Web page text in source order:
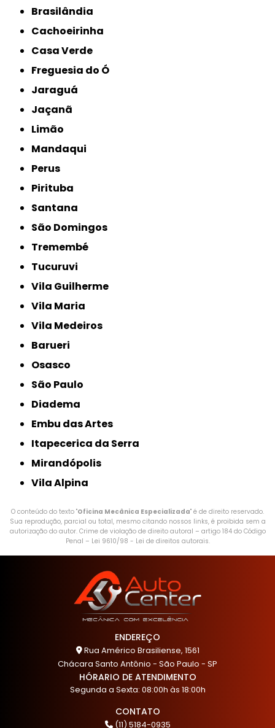
Brasilândia
Cachoeirinha
Casa Verde
Freguesia do Ó
Jaraguá
Jaçanã
Limão
Mandaqui
Perus
Pirituba
Santana
São Domingos
Tremembé
Tucuruvi
Vila Guilherme
Vila Maria
Vila Medeiros
Barueri
Osasco
São Paulo
Diadema
Embu das Artes
Itapecerica da Serra
Mirandópolis
Vila Alpina
O conteúdo do texto "Oficina Mecânica Especializada" é de direito reservado.
Sua reprodução, parcial ou total, mesmo citando nossos links, é proibida sem a
autorização do autor. Crime de violação de direito autoral – artigo 184 do Código
Penal – Lei 9610/98 - Lei de direitos autorais.
ENDEREÇO
Rua Américo Brasiliense, 1561
Chácara Santo Antônio - São Paulo - SP
HÓRARIO DE ATENDIMENTO
Segunda a Sexta: 08:00h às 18:00h
CONTATO
(11) 5184-0935